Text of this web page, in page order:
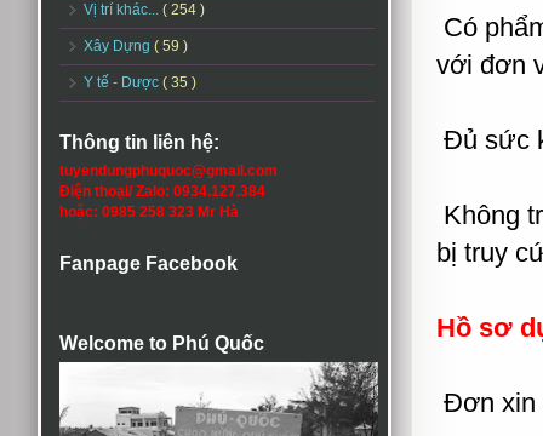
Vị trí khác... ( 254 )
Xây Dựng ( 59 )
Y tế - Dược ( 35 )
Thông tin liên hệ:
tuyendungphuquoc@gmail.com
Điện thoại/ Zalo: 0934.127.384
hoặc: 0985 258 323 Mr Hà
Fanpage Facebook
Welcome to Phú Quốc
Có
với đơn
Đủ sức
Không
bị truy
Hồ sơ
Đơn xin